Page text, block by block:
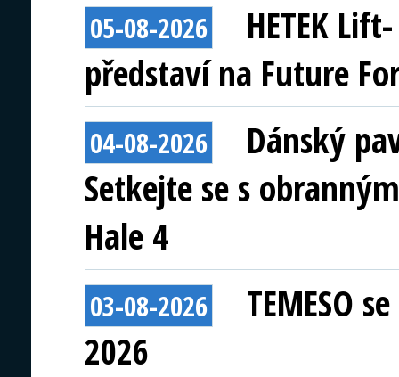
05-08-2026
HETEK
představí na Future
04-08-2026
Dánský
Setkejte se s
Hale 4
03-08-2026
TEMESO
2026